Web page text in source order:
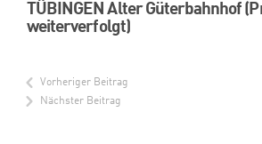
TÜBINGEN Alter Güterbahnhof
weiterverfolgt)
Vorheriger Beitrag
Nächster Beitrag